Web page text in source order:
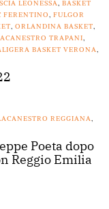
LEONESSA, BASKET
FERENTINO, FULGOR
, ORLANDINA BASKET,
TRAPANI,
BASKET VERONA,
REGGIANA,
Poeta dopo
Reggio Emilia